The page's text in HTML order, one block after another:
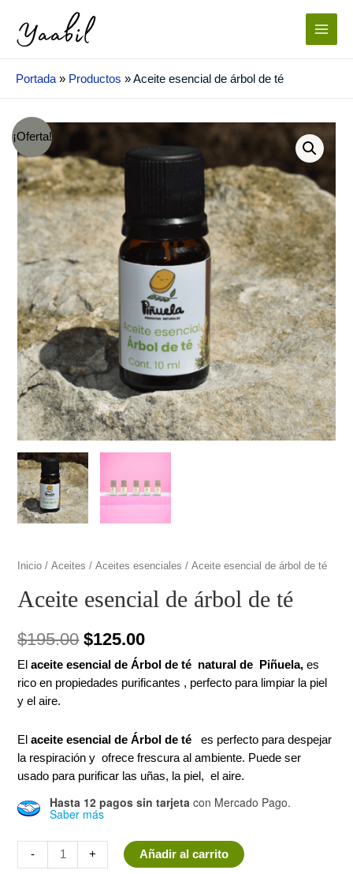
contenido
Main
Portada » Productos »Aceite esencial de árbol de té
¡Oferta!
Inicio /Aceites /Aceites esenciales / Aceite esencial de árbol de té
Aceite esencial de árbol de té
$195.00 El
precio
original
$195.00.
$125.00El
precio
actual
$125.00.
Elaceite esencial de Árbol de té natural de Piñuela, es
rico en propiedades purificantes , perfecto para limpiar la piel
y el aire.
El aceite esencial de Árbol de té
es perfecto para despejar
la respiración y ofrece frescura al ambiente. Puede ser
usado para purificar las uñas, la piel, el aire.
Hasta 12 pagos sin tarjeta con Mercado Pago.
Saber más
Quantity
-
esencial
Quantity
+ Añadir al carrito